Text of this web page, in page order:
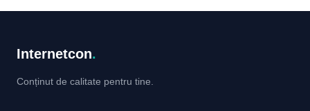
Internetcon.
Conținut de calitate pentru tine.